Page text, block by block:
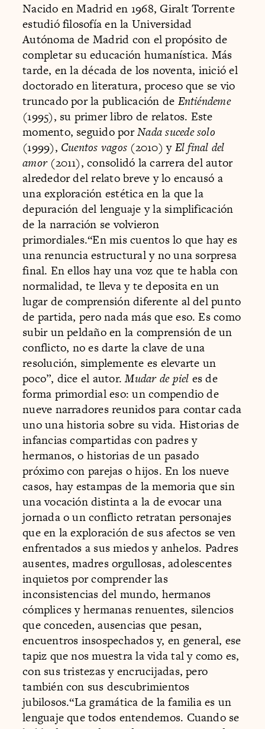
Nacido en Madrid en 1968, Giralt Torrente
estudió filosofía en la Universidad
Autónoma de Madrid con el propósito de
completar su educación humanística. Más
tarde, en la década de los noventa, inició el
doctorado en literatura, proceso que se vio
truncado por la publicación de Entiéndeme
(1995), su primer libro de relatos. Este
momento, seguido porNada sucede solo
(1999), Cuentos vagos (2010) yEl final del
amor(2011), consolidó la carrera del autor
alrededor del relato breve y lo encausó a
una exploración estética en la que la
depuración del lenguaje y la simplificación
de la narración se volvieron
primordiales.“En mis cuentos lo que hay es
una renuncia estructural y no una sorpresa
final. En ellos hay una voz que te habla con
normalidad, te lleva y te deposita en un
lugar de comprensión diferente al del punto
de partida, pero nada más que eso. Es como
subir un peldaño en la comprensión de un
conflicto, no es darte la clave de una
resolución, simplemente es elevarte un
poco”, dice el autor.Mudar de piel es de
forma primordial eso: un compendio de
nueve narradores reunidos para contar cada
uno una historia sobre su vida. Historias de
infancias compartidas con padres y
hermanos, o historias de un pasado
próximo con parejas o hijos. En los nueve
casos, hay estampas de la memoria que sin
una vocación distinta a la de evocar una
jornada o un conflicto retratan personajes
que en la exploración de sus afectos se ven
enfrentados a sus miedos y anhelos. Padres
ausentes, madres orgullosas, adolescentes
inquietos por comprender las
inconsistencias del mundo, hermanos
cómplices y hermanas renuentes, silencios
que conceden, ausencias que pesan,
encuentros insospechados y, en general, ese
tapiz que nos muestra la vida tal y como es,
con sus tristezas y encrucijadas, pero
también con sus descubrimientos
jubilosos.“La gramática de la familia es un
lenguaje que todos entendemos. Cuando se